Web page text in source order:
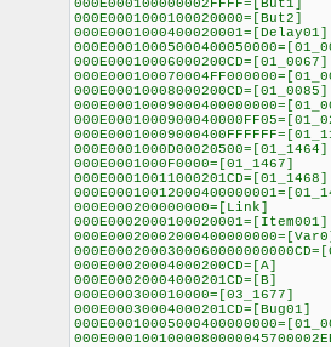
000E000100000002FFFF=[But1]
000E0001000100020000=[But2]
000E0001000400020001=[Delay01]
000E00010006000200CD=[01_0067]
000E00010008000200CD=[01_0085]
000E0001000D00020500=[01_1464]
000E0001000F0000=[01_1467]
000E00010011000201CD=[01_1468]
000E000200000000=[Link]
000E0002000100020001=[Item001]
000E00020004000200CD=[A]
000E00020004000201CD=[B]
000E000300010000=[03_1677]
000E00030004000201CD=[Bug01]